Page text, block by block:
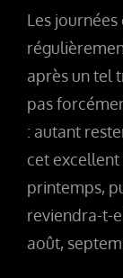
Les journées
après un tel
pas
: autant
cet excellent
printemps,
reviendra-t-
août,